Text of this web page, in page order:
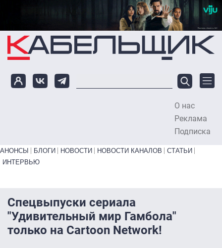
Перейти к основному содержанию
О нас
Реклама
Подписка
Primary links bottom
АНОНСЫ БЛОГИ НОВОСТИ НОВОСТИ КАНАЛОВ
СТАТЬИ
ИНТЕРВЬЮ
Спецвыпуски сериала
"Удивительный мир Гамбола"
только на Cartoon Network!